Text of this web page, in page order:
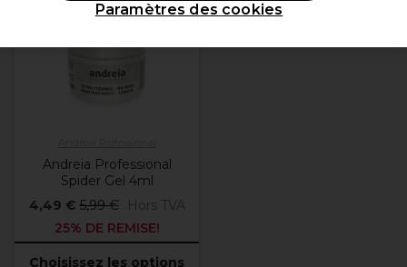
Andreia Professional
Spider Gel 4ml
4,49 € 5,99 €
Hors TVA
25% DE REMISE!
Choisissez les options
Paramètres des cookies